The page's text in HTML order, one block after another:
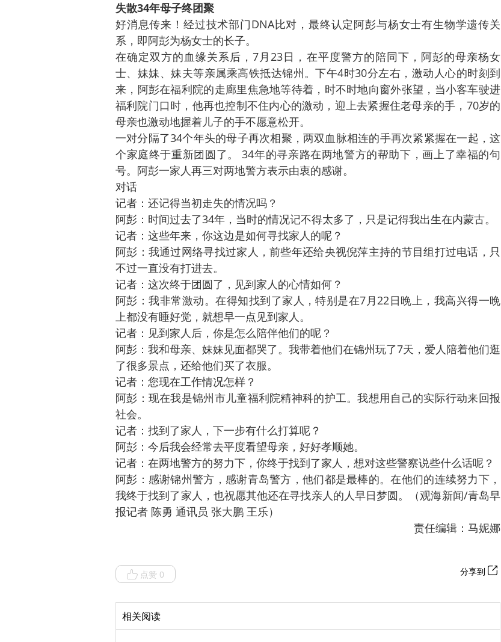
失散34年母子终团聚
好消息传来！经过技术部门DNA比对，最终认定阿彭与杨女士有生物学遗传关
系，即阿彭为杨女士的长子。
在确定双方的血缘关系后，7月23日，在平度警方的陪同下，阿彭的母亲杨女
士、妹妹、妹夫等亲属乘高铁抵达锦州。下午4时30分左右，激动人心的时刻到
来，阿彭在福利院的走廊里焦急地等待着，时不时地向窗外张望，当小客车驶进
福利院门口时，他再也控制不住内心的激动，迎上去紧握住老母亲的手，70岁的
母亲也激动地握着儿子的手不愿意松开。
一对分隔了34个年头的母子再次相聚，两双血脉相连的手再次紧紧握在一起，这
个家庭终于重新团圆了。 34年的寻亲路在两地警方的帮助下，画上了幸福的句
号。阿彭一家人再三对两地警方表示由衷的感谢。
对话
记者：还记得当初走失的情况吗？
阿彭：时间过去了34年，当时的情况记不得太多了，只是记得我出生在内蒙古。
记者：这些年来，你这边是如何寻找家人的呢？
阿彭：我通过网络寻找过家人，前些年还给央视倪萍主持的节目组打过电话，只
不过一直没有打进去。
记者：这次终于团圆了，见到家人的心情如何？
阿彭：我非常激动。在得知找到了家人，特别是在7月22日晚上，我高兴得一晚
上都没有睡好觉，就想早一点见到家人。
记者：见到家人后，你是怎么陪伴他们的呢？
阿彭：我和母亲、妹妹见面都哭了。我带着他们在锦州玩了7天，爱人陪着他们逛
了很多景点，还给他们买了衣服。
记者：您现在工作情况怎样？
阿彭：现在我是锦州市儿童福利院精神科的护工。我想用自己的实际行动来回报
社会。
记者：找到了家人，下一步有什么打算呢？
阿彭：今后我会经常去平度看望母亲，好好孝顺她。
记者：在两地警方的努力下，你终于找到了家人，想对这些警察说些什么话呢？
阿彭：感谢锦州警方，感谢青岛警方，他们都是最棒的。在他们的连续努力下，
我终于找到了家人，也祝愿其他还在寻找亲人的人早日梦圆。（观海新闻/青岛早
报记者 陈勇 通讯员 张大鹏 王乐）
责任编辑：马妮娜
点赞 0 分享到
相关阅读